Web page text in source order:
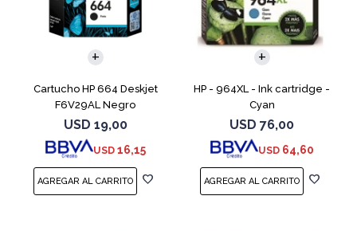
Cartucho HP 664 Deskjet
F6V29AL Negro
USD 19,00
USD 16,15
HP - 964XL - Ink cartridge -
Cyan
USD 76,00
USD 64,60